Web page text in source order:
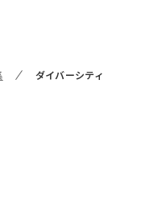
ダイバーシティ